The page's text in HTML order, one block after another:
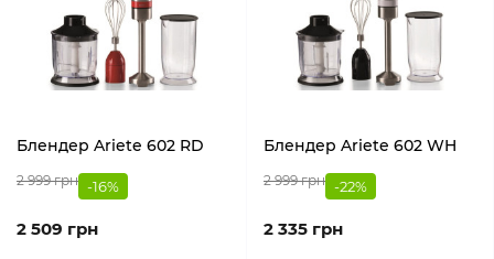
Блендер Ariete 602 RD
2 999 грн -16%
2 509 грн
Блендер Ariete 602 WH
2 999 грн -22%
2 335 грн